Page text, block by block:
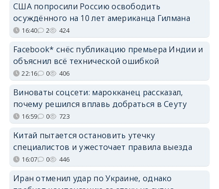
США попросили Россию освободить
осуждённого на 10 лет американца Гилмана
16:40 2 424
Facebook* снёс публикацию премьера Индии и
объяснил всё технической ошибкой
22:16 0 406
Виноваты соцсети: марокканец рассказал,
почему решился вплавь добраться в Сеуту
16:59 0 723
Китай пытается остановить утечку
специалистов и ужесточает правила выезда
16:07 0 446
Иран отменил удар по Украине, однако